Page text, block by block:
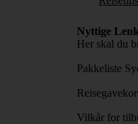
Nyttige
Her skal du
Pakkeliste
Vilkår for